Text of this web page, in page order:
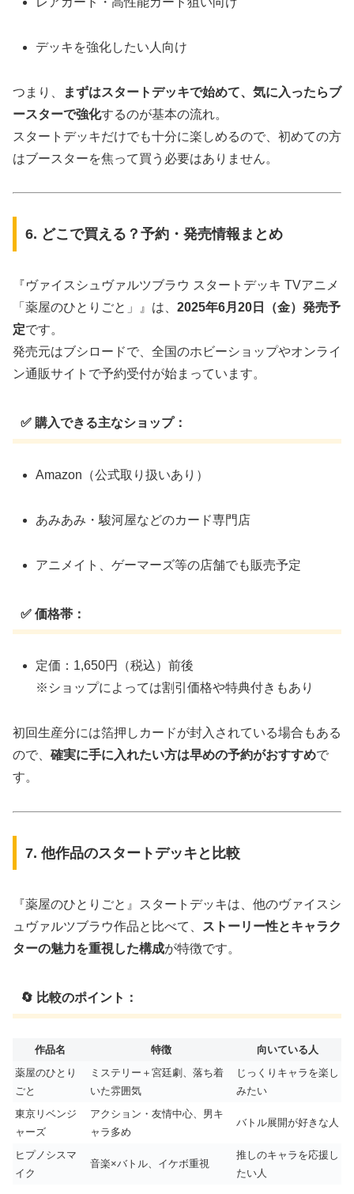
デッキを強化したい人向け
つまり、
まずはスタートデッキで始めて、気に入ったらブ
ースターで強化するのが基本の流れ。
スタートデッキだけでも十分に楽しめるので、初めての方
はブースターを焦って買う必要はありません。
6. どこで買える？予約・発売情報まとめ
『ヴァイスシュヴァルツブラウ スタートデッキ TVアニメ
「薬屋のひとりごと」』は、 2025年6月20日（金）発売予
定です。
発売元はブシロードで、全国のホビーショップやオンライ
ン通販サイトで予約受付が始まっています。
✅ 購入できる主なショップ：
Amazon（公式取り扱いあり）
あみあみ・駿河屋などのカード専門店
アニメイト、ゲーマーズ等の店舗でも販売予定
✅ 価格帯：
定価：1,650円（税込）前後
※ショップによっては割引価格や特典付きもあり
初回生産分には箔押しカードが封入されている場合もある
ので、 確実に手に入れたい方は早めの予約がおすすめで
す。
7. 他作品のスタートデッキと比較
『薬屋のひとりごと』スタートデッキは、他のヴァイスシ
ュヴァルツブラウ作品と比べて、
ストーリー性とキャラク
ターの魅力を重視した構成が特徴です。
🔄 比較のポイント：
作品名 特徴
向いている人
薬屋のひとり
ごと
ミステリー＋宮廷劇、落ち着
いた雰囲気
じっくりキャラを楽し
みたい
東京リベンジ
ャーズ
アクション・友情中心、男キ
ャラ多め
バトル展開が好きな人
ヒプノシスマ
イク
音楽×バトル、イケボ重視
推しのキャラを応援し
たい人